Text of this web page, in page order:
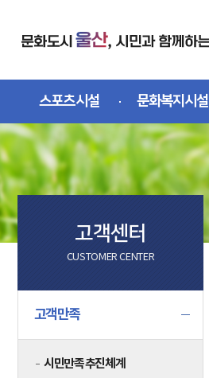
스포츠시설 문화복지시설
고객센터
CUSTOMER CENTER
고객만족
시민만족 추진체계